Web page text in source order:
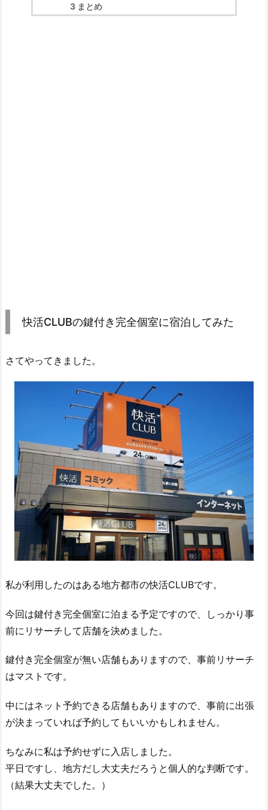
3 まとめ
快活CLUBの鍵付き完全個室に宿泊してみた
さてやってきました。
私が利用したのはある地方都市の快活CLUBです。
今回は鍵付き完全個室に泊まる予定ですので、しっかり事
前にリサーチして店舗を決めました。
鍵付き完全個室が無い店舗もありますので、事前リサーチ
はマストです。
中にはネット予約できる店舗もありますので、事前に出張
が決まっていれば予約してもいいかもしれません。
ちなみに私は予約せずに入店しました。
平日ですし、地方だし大丈夫だろうと個人的な判断です。
（結果大丈夫でした。）